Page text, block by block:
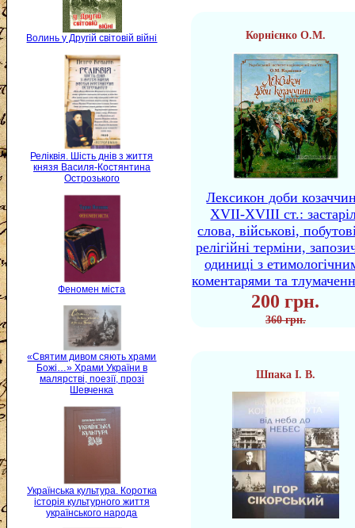
Волинь у Другій світовій війні
Реліквія. Шість днів з життя
князя Василя-Костянтина
Острозького
Феномен міста
«Святим дивом сяють храми
Божі…» Храми України в
малярстві, поезії, прозі
Шевченка
Українська культура. Коротка
історія культурного життя
українського народа
Корнієнко О.М.
Лексикон доби
XVII-XVIII ст.:
слова, військові,
релігійні терміни,
одиниці з
коментарями та
200 грн.
360 грн.
Шпака І. В.